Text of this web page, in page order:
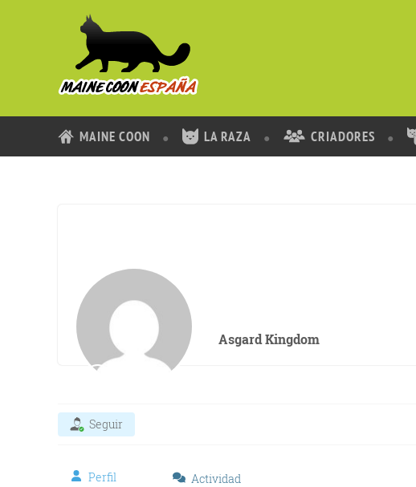
MAINE COON LA RAZA CRIADORES
Asgard Kingdom
Seguir
Perfil Actividad